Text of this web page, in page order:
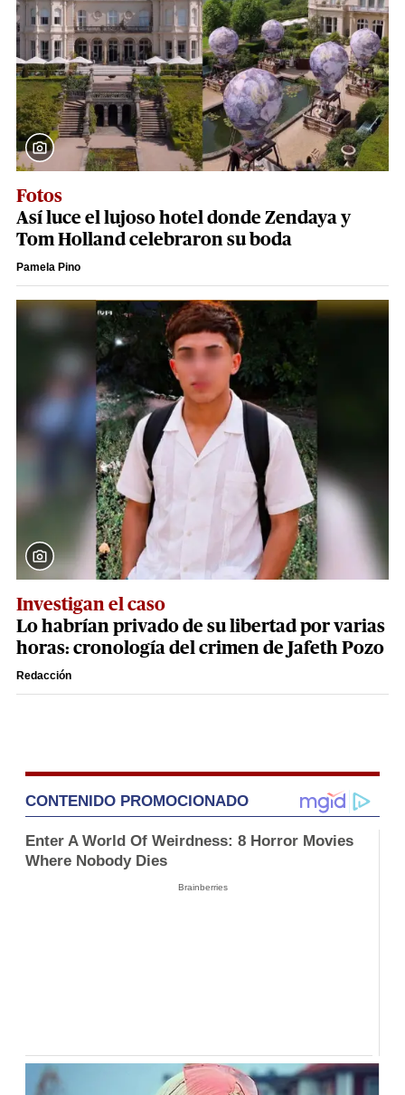
Fotos
Así luce el lujoso hotel donde Zendaya y
Tom Holland celebraron su boda
Pamela Pino
Investigan el caso
Lo habrían privado de su libertad por varias
horas: cronología del crimen de Jafeth Pozo
Redacción
CONTENIDO PROMOCIONADO
Enter A World Of Weirdness: 8 Horror Movies
Where Nobody Dies
Brainberries